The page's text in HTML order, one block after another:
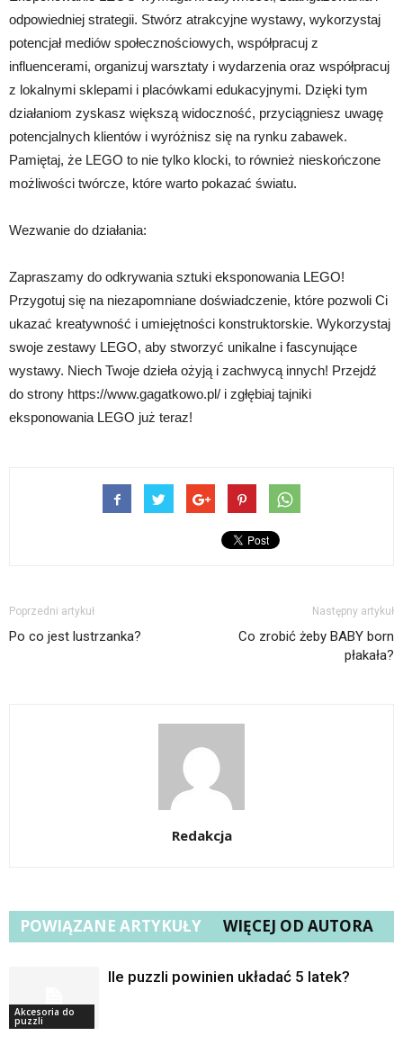
odpowiedniej strategii. Stwórz atrakcyjne wystawy, wykorzystaj
potencjał mediów społecznościowych, współpracuj z
influencerami, organizuj warsztaty i wydarzenia oraz współpracuj
z lokalnymi sklepami i placówkami edukacyjnymi. Dzięki tym
działaniom zyskasz większą widoczność, przyciągniesz uwagę
potencjalnych klientów i wyróżnisz się na rynku zabawek.
Pamiętaj, że LEGO to nie tylko klocki, to również nieskończone
możliwości twórcze, które warto pokazać światu.
Wezwanie do działania:
Zapraszamy do odkrywania sztuki eksponowania LEGO!
Przygotuj się na niezapomniane doświadczenie, które pozwoli Ci
ukazać kreatywność i umiejętności konstruktorskie. Wykorzystaj
swoje zestawy LEGO, aby stworzyć unikalne i fascynujące
wystawy. Niech Twoje dzieła ożyją i zachwycą innych! Przejdź
do strony https://www.gagatkowo.pl/ i zgłębiaj tajniki
eksponowania LEGO już teraz!
Poprzedni artykuł
Po co jest lustrzanka?
Następny artykuł
Co zrobić żeby BABY born
płakała?
Redakcja
POWIĄZANE ARTYKUŁY WIĘCEJ OD AUTORA
Akcesoria do
puzzli
Ile puzzli powinien układać 5 latek?